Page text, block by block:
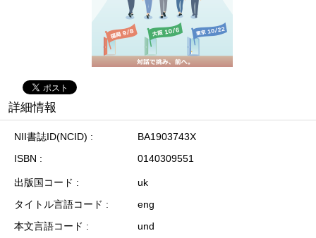
詳細情報
NII書誌ID(NCID)
BA1903743X
ISBN
0140309551
出版国コード
uk
タイトル言語コード
eng
本文言語コード
und